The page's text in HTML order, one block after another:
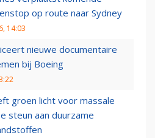
op route naar Sydney
14:03
nieuwe documentaire
bij Boeing
groen licht voor massale
steun aan duurzame